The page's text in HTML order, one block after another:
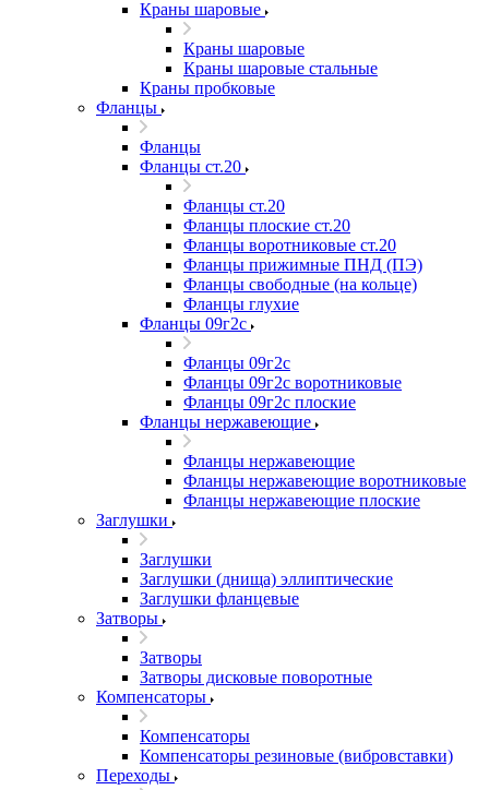
Краны шаровые
Краны шаровые
Краны шаровые стальные
Краны пробковые
Фланцы
Фланцы
Фланцы ст.20
Фланцы ст.20
Фланцы плоские ст.20
Фланцы воротниковые ст.20
Фланцы прижимные ПНД (ПЭ)
Фланцы свободные (на кольце)
Фланцы глухие
Фланцы 09г2с
Фланцы 09г2с
Фланцы 09г2с воротниковые
Фланцы 09г2с плоские
Фланцы нержавеющие
Фланцы нержавеющие
Фланцы нержавеющие воротниковые
Фланцы нержавеющие плоские
Заглушки
Заглушки
Заглушки (днища) эллиптические
Заглушки фланцевые
Затворы
Затворы
Затворы дисковые поворотные
Компенсаторы
Компенсаторы
Компенсаторы резиновые (вибровставки)
Переходы